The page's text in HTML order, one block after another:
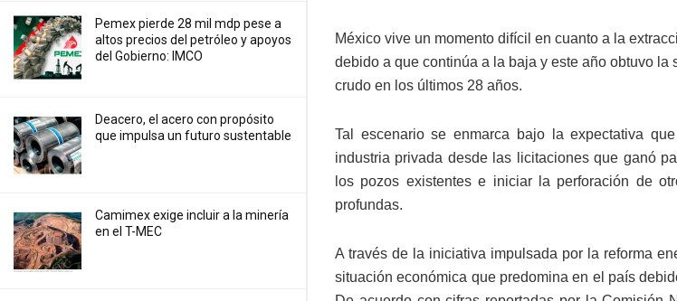
Pemex pierde 28 mil mdp pese a
altos precios del petróleo y apoyos
del Gobierno: IMCO
Deacero, el acero con propósito
que impulsa un futuro sustentable
Camimex exige incluir a la minería
en el T-MEC
México vive un momento difícil en cuanto a la
debido a que continúa a la baja y este año obtuvo la
crudo en los últimos 28 años.
Tal escenario se enmarca bajo la expectativa
industria privada desde las licitaciones que ganó
los pozos existentes e iniciar la perforación de
profundas.
A través de la iniciativa impulsada por la reforma
situación económica que predomina en el país